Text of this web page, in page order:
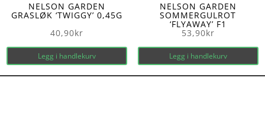
NELSON GARDEN
GRASLØK ‘TWIGGY’ 0,45G
40,90kr
Legg i handlekurv
NELSON GARDEN
SOMMERGULROT
‘FLYAWAY’ F1
53,90kr
Legg i handlekurv